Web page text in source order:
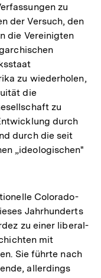
zu
der Versuch, den
die Vereinigten
zu wiederholen,
die
zu
durch
durch die seit
„ideologischen"
Colorado-
Jahrhunderts
zu einer liberal-
mit
Sie führte nach
allerdings